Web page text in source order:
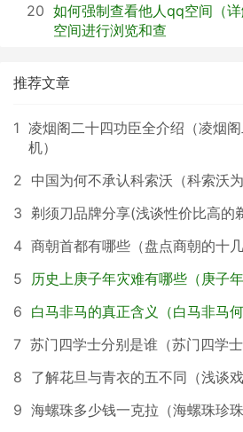
20 如何强制查看他人qq空间（
空间进行浏览和查
推荐文章
1 凌烟阁二十四功臣全介绍（凌烟
机）
2 中国为何不承认科索沃（科索沃为
3 剃须刀品牌分享(浅谈性价比高的
4 商朝首都有哪些（盘点商朝的十几
5
历史上庚子年灾难有哪些（庚子年
6 白马非马的真正含义（白马非马何
7 苏门四学士分别是谁（苏门四学士
8 了解花旦与青衣的五不同（浅谈
9 海螺珠多少钱一克拉（海螺珠珍珠